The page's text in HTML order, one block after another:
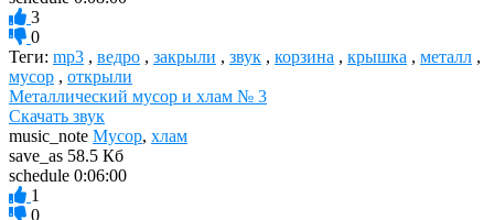
3
0
Теги: mp3 , ведро , закрыли , звук , корзина , крышка , металл ,
мусор , открыли
Металлический мусор и хлам № 3
Скачать звук
music_note Мусор, хлам
save_as 58.5 Кб
schedule 0:06:00
1
0